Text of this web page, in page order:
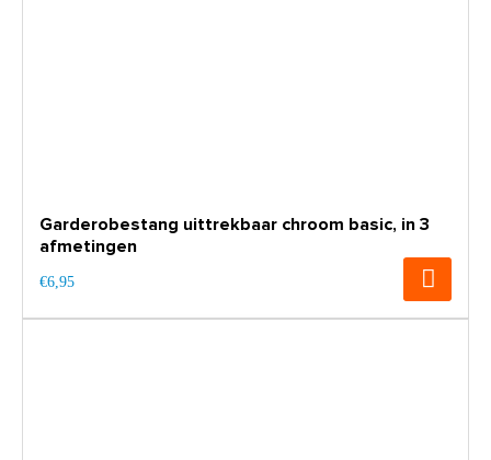
Garderobestang uittrekbaar chroom basic, in 3
afmetingen
€6,95